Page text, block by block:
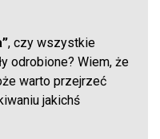
, czy wszystkie
odrobione? Wiem, że
warto przejrzeć
jakichś